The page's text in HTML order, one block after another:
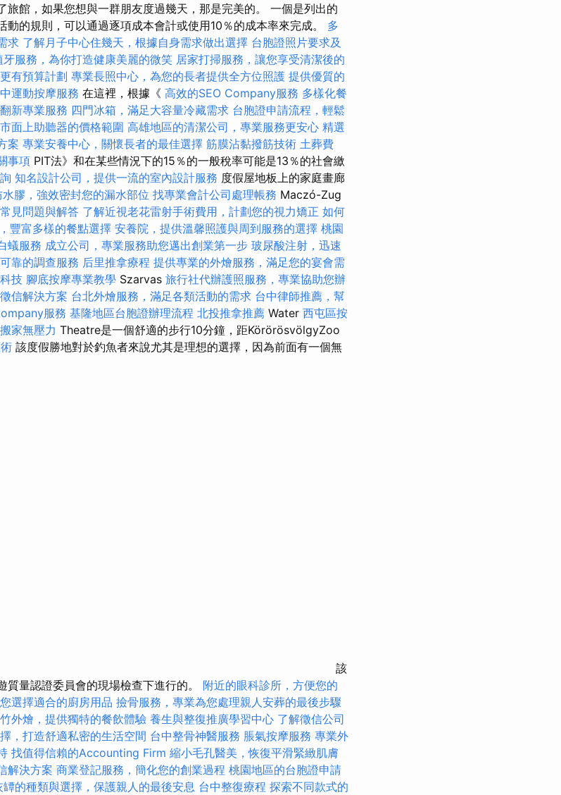
旅館，如果您想與一群朋友度過幾天，那是完美的。 一個是列出的
的規則，可以通過逐項成本會計或使用10％的成本率來完成。 多
求 了解月子中心住幾天，根據自身需求做出選擇 台胞證照片要求及
牙服務，為你打造健康美麗的微笑 居家打掃服務，讓您享受清潔後的
有預算計劃 專業長照中心，為您的長者提供全方位照護 提供優質的
運動按摩服務 在這裡，根據《 高效的SEO Company服務 多樣化餐
新專業服務 四門冰箱，滿足大容量冷藏需求 台胞證申請流程，輕鬆
面上助聽器的價格範圍 高雄地區的清潔公司，專業服務更安心 精選
案 專業安養中心，關懷長者的最佳選擇 筋膜沾黏撥筋技術 土葬費
事項 PIT法》和在某些情況下的15％的一般稅率可能是13％的社會繳
知名設計公司，提供一流的室內設計服務 度假屋地板上的家庭畫廊
水膠，強效密封您的漏水部位 找專業會計公司處理帳務 Maczó-Zug
見問題與解答 了解近視老花雷射手術費用，計劃您的視力矯正 如何
豐富多樣的餐點選擇 安養院，提供溫馨照護與周到服務的選擇 桃園
蟻服務 成立公司，專業服務助您邁出創業第一步 玻尿酸注射，迅速
靠的調查服務 后里推拿療程 提供專業的外燴服務，滿足您的宴會需
技 腳底按摩專業教學 Szarvas 旅行社代辦護照服務，專業協助您辦
信解決方案 台北外燴服務，滿足各類活動的需求 台中律師推薦，幫
服務 基隆地區台胞證辦理流程 北投推拿推薦 Water 西屯區按
家無壓力 Theatre是一個舒適的步行10分鐘，距KörörösvölgyZoo
該度假勝地對於釣魚者來說尤其是理想的選擇，因為前面有一個無
該
量認證委員會的現場檢查下進行的。 附近的眼科診所，方便您的
選擇適合的廚房用品 撿骨服務，專業為您處理親人安葬的最後步驟
外燴，提供獨特的餐飲體驗 養生與整復推廣學習中心 了解徵信公司
，打造舒適私密的生活空間 台中整骨神醫服務 脹氣按摩服務 專業外
找值得信賴的Accounting Firm 縮小毛孔醫美，恢復平滑緊緻肌膚
解決方案 商業登記服務，簡化您的創業過程 桃園地區的台胞證申請
罈的種類與選擇，保護親人的最後安息 台中整復療程 探索不同款式的